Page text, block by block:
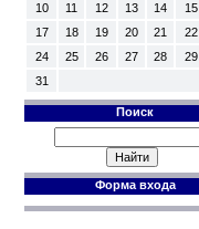
10
11 12 13 14 15
17
18 19 20 21 22
24
25 26 27 28 29
31
Поиск
Форма входа